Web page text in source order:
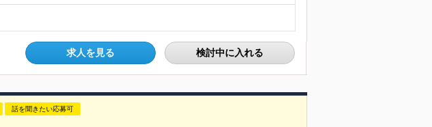
求人を見る 検討中に入れる
話を聞きたい応募可